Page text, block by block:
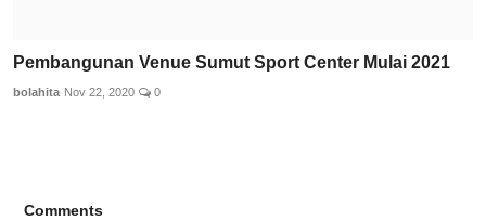
Pembangunan Venue Sumut Sport Center Mulai 2021
bolahita Nov 22, 2020 0
Comments